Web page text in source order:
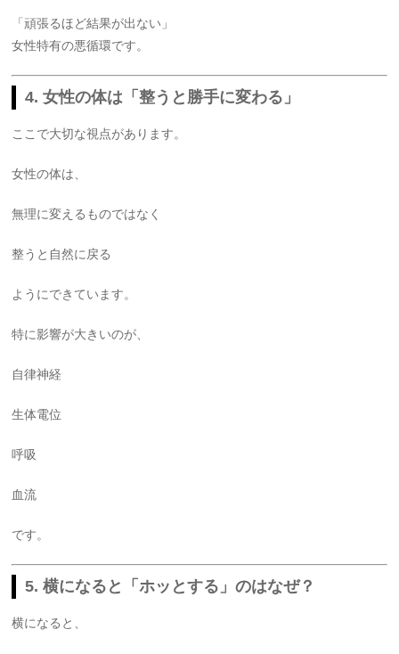
「頑張るほど結果が出ない」
女性特有の悪循環です。
4. 女性の体は「整うと勝手に変わる」
ここで大切な視点があります。
女性の体は、
無理に変えるものではなく
整うと自然に戻る
ようにできています。
特に影響が大きいのが、
自律神経
生体電位
呼吸
血流
です。
5. 横になると「ホッとする」のはなぜ？
横になると、